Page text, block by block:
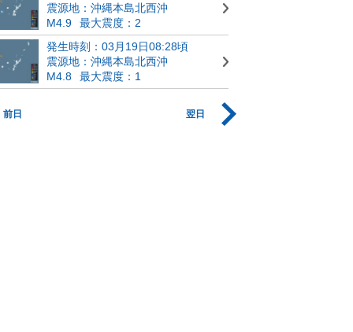
震源地：沖縄本島北西沖
M4.9
最大震度：2
発生時刻：03月19日08:28頃
震源地：沖縄本島北西沖
M4.8
最大震度：1
前日 翌日